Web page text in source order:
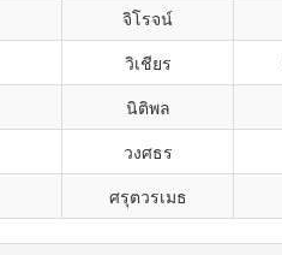
จิโรจน์
วิเชียร
นิติพล
วงศธร
ศรุตวรเมธ